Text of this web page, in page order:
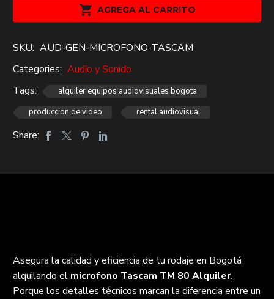
Alquiler
 AGREGA AL CARRITO
SKU: AUD-GEN-MICROFONO-TASCAM
Categories: Audio y Sonido
Tags:
alquiler equipos audiovisuales bogota
produccion de video
rental audiovisual
Share:
Asegura la calidad y eficiencia de tu rodaje en Bogotá
alquilando el microfono Tascam TM 80 Alquiler.
Porque los detalles técnicos marcan la diferencia entre un